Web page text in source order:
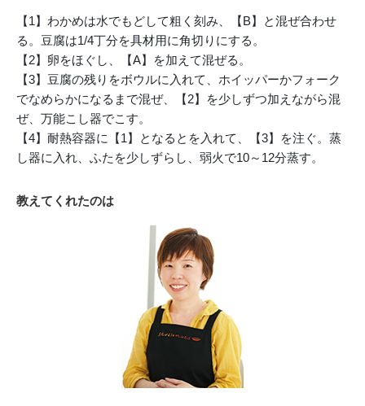
【1】わかめは水でもどして粗く刻み、【B】と混ぜ合わせ
る。豆腐は1/4丁分を具材用に角切りにする。
【2】卵をほぐし、【A】を加えて混ぜる。
【3】豆腐の残りをボウルに入れて、ホイッパーかフォーク
でなめらかになるまで混ぜ、【2】を少しずつ加えながら混
ぜ、万能こし器でこす。
【4】耐熱容器に【1】となるとを入れて、【3】を注ぐ。蒸
し器に入れ、ふたを少しずらし、弱火で10～12分蒸す。
教えてくれたのは